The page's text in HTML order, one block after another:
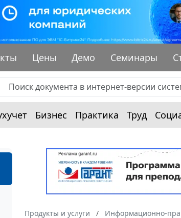
Цены Демо Семинары
Бизнес Практика Труд
Продукты и услуги Информационно-